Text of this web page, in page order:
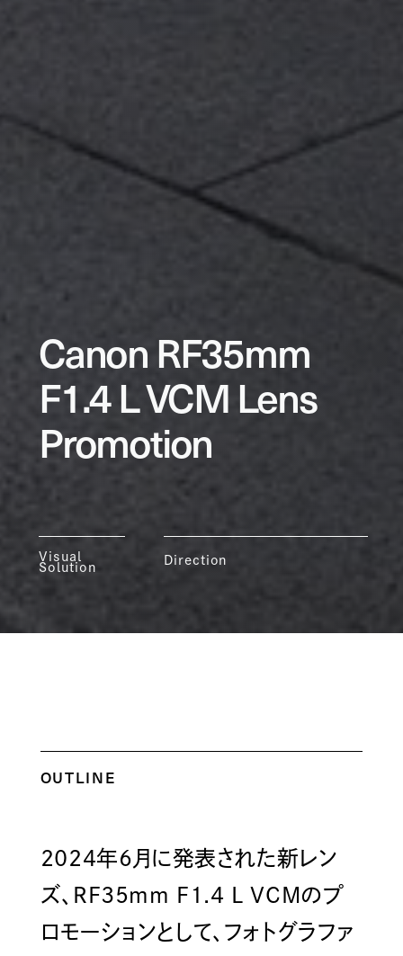
Canon RF35mm
F1.4 L VCM Lens
Promotion
Visual
Solution
Direction
OUTLINE
2024年6月に発表された新レン
ズ、RF35mm F1.4 L VCMのプ
ロモーションとして、フォトグラファ